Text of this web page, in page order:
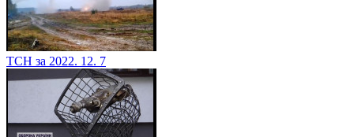
ТСН за 2022. 12. 7